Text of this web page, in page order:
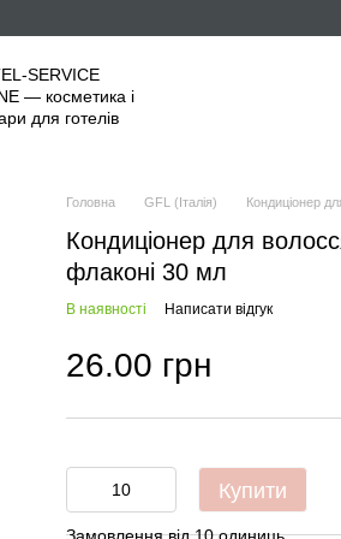
Головна GFL (Італія) Кондиціонер
Кондиціонер для
флаконі 30 мл
В наявності Написати відгук
26.00 грн
Купити